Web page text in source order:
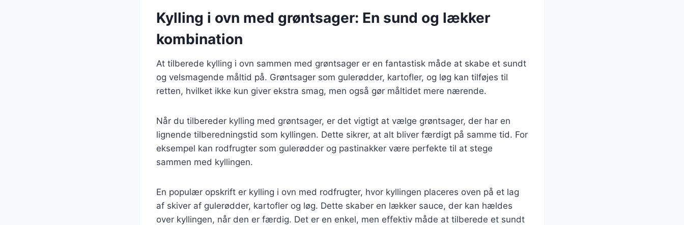
Kylling i ovn med grøntsager: En sund og lækker
kombination
At tilberede kylling i ovn sammen med grøntsager er en fantastisk måde at skabe et sundt
og velsmagende måltid på. Grøntsager som gulerødder, kartofler, og løg kan tilføjes til
retten, hvilket ikke kun giver ekstra smag, men også gør måltidet mere nærende.
Når du tilbereder kylling med grøntsager, er det vigtigt at vælge grøntsager, der har en
lignende tilberedningstid som kyllingen. Dette sikrer, at alt bliver færdigt på samme tid. For
eksempel kan rodfrugter som gulerødder og pastinakker være perfekte til at stege
sammen med kyllingen.
En populær opskrift er kylling i ovn med rodfrugter, hvor kyllingen placeres oven på et lag
af skiver af gulerødder, kartofler og løg. Dette skaber en lækker sauce, der kan hældes
over kyllingen, når den er færdig. Det er en enkel, men effektiv måde at tilberede et sundt